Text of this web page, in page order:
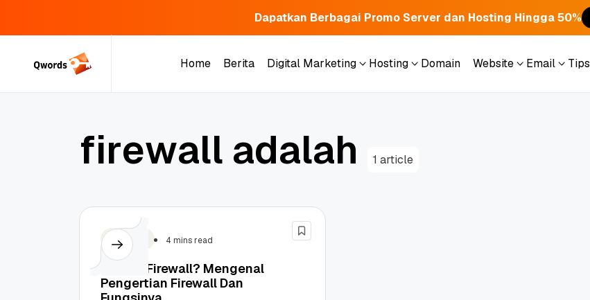
Dapatkan Berbagai Promo Server dan Hosting Hingga 50%
Home
Berita
Digital Marketing
Hosting
Domain
Website
Email
Tips
firewall adalah 1 article
Security 4 mins read
Apa Itu Firewall? Mengenal
Pengertian Firewall Dan